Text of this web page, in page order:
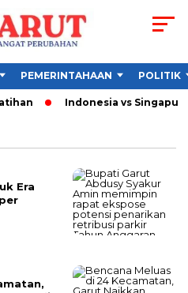
PEMERINTAHAAN POLITIK
Indonesia vs
Era